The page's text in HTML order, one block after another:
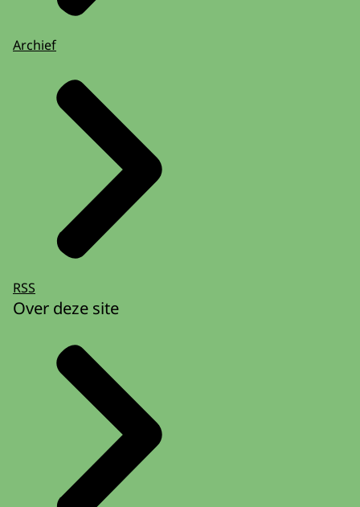
Archief
RSS
Over deze site